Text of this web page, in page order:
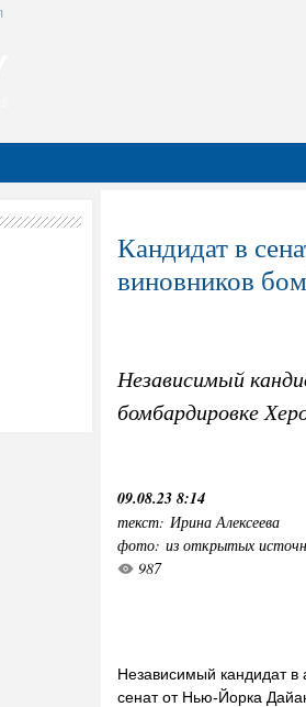
Кандидат в
виновников
Независимый
бомбардировке
09.08.23 8:14
текст: Ирина Алексеева
фото: из открытых
987
Независимый кандидат в
сенат от Нью-Йорка